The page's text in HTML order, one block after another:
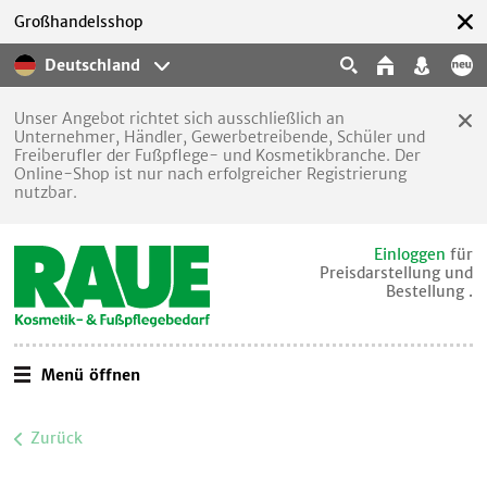
Deutschland
Großhandelsshop
Unser Angebot richtet sich ausschließlich an
Unternehmer, Händler, Gewerbetreibende, Schüler und
Freiberufler der Fußpflege- und Kosmetikbranche. Der
Online-Shop ist nur nach erfolgreicher Registrierung
nutzbar.
Einloggen für
Preisdarstellung und
Bestellung .
Menü öffnen
Zurück